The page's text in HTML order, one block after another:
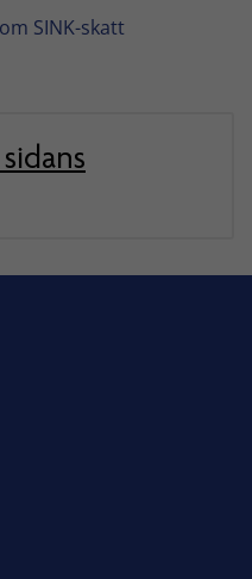
SINK-skatt